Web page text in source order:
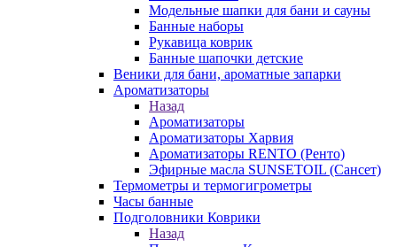
Модельные шапки для бани и сауны
Банные наборы
Рукавица коврик
Банные шапочки детские
Веники для бани, ароматные запарки
Ароматизаторы
Назад
Ароматизаторы
Ароматизаторы Харвия
Ароматизаторы RENTO (Ренто)
Эфирные масла SUNSETOIL (Сансет)
Термометры и термогигрометры
Часы банные
Подголовники Коврики
Назад